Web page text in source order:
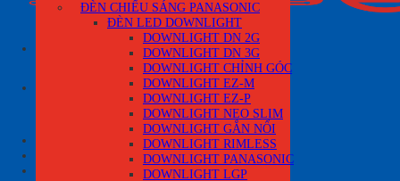
ĐÈN CHIẾU SÁNG PANASONIC
ĐÈN LED DOWNLIGHT
DOWNLIGHT DN 2G
DOWNLIGHT DN 3G
DOWNLIGHT CHỈNH GÓC
DOWNLIGHT EZ-M
DOWNLIGHT EZ-P
DOWNLIGHT NEO SLIM
DOWNLIGHT GẮN NỔI
DOWNLIGHT RIMLESS
DOWNLIGHT PANASONIC
DOWNLIGHT LGP